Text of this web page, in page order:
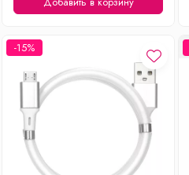
Уход за одеждой
Отпариватель для одежды
-15%